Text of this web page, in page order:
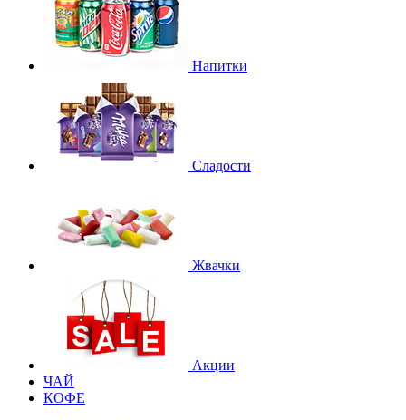
Напитки
Сладости
Жвачки
Акции
ЧАЙ
КОФЕ